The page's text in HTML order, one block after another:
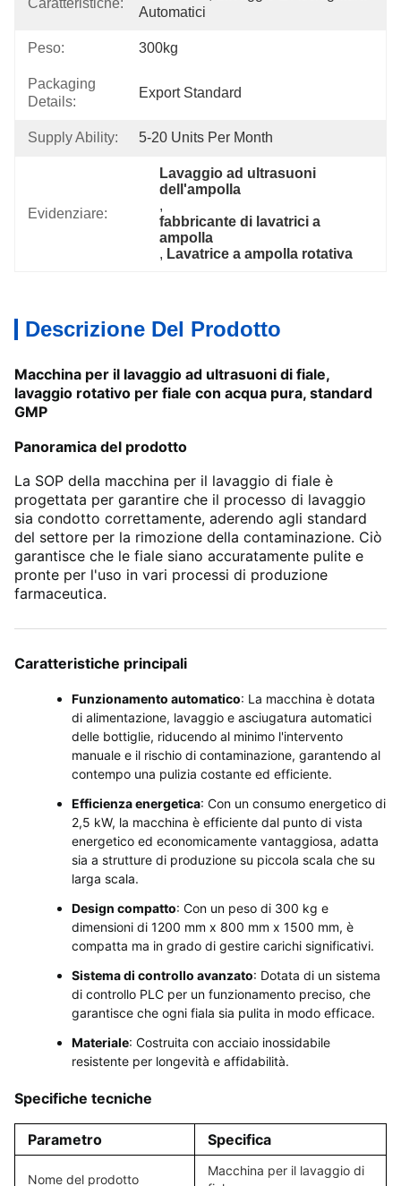
Caratteristiche:
Automatici
Peso: 300kg
Packaging
Details:
Export Standard
Supply Ability: 5-20 Units Per Month
Evidenziare:
Lavaggio ad ultrasuoni
dell'ampolla
,
fabbricante di lavatrici a
ampolla
, Lavatrice a ampolla rotativa
Descrizione Del Prodotto
Macchina per il lavaggio ad ultrasuoni di fiale,
lavaggio rotativo per fiale con acqua pura, standard
GMP
Panoramica del prodotto
La SOP della macchina per il lavaggio di fiale è
progettata per garantire che il processo di lavaggio
sia condotto correttamente, aderendo agli standard
del settore per la rimozione della contaminazione. Ciò
garantisce che le fiale siano accuratamente pulite e
pronte per l'uso in vari processi di produzione
farmaceutica.
Caratteristiche principali
Funzionamento automatico: La macchina è dotata
di alimentazione, lavaggio e asciugatura automatici
delle bottiglie, riducendo al minimo l'intervento
manuale e il rischio di contaminazione, garantendo al
contempo una pulizia costante ed efficiente.
Efficienza energetica: Con un consumo energetico di
2,5 kW, la macchina è efficiente dal punto di vista
energetico ed economicamente vantaggiosa, adatta
sia a strutture di produzione su piccola scala che su
larga scala.
Design compatto: Con un peso di 300 kg e
dimensioni di 1200 mm x 800 mm x 1500 mm, è
compatta ma in grado di gestire carichi significativi.
Sistema di controllo avanzato: Dotata di un sistema
di controllo PLC per un funzionamento preciso, che
garantisce che ogni fiala sia pulita in modo efficace.
Materiale: Costruita con acciaio inossidabile
resistente per longevità e affidabilità.
Specifiche tecniche
Parametro Specifica
Nome del prodotto
Macchina per il lavaggio di